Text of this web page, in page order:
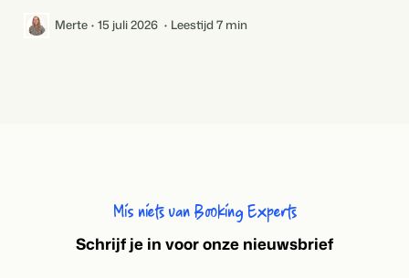
Merte 15 juli 2026 Leestijd 7 min
Mis niets van Booking Experts
Schrijf je in voor onze nieuwsbrief